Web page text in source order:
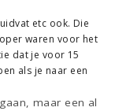
etc ook. Die
waren voor het
dat je voor 15
als je naar een
maar een al